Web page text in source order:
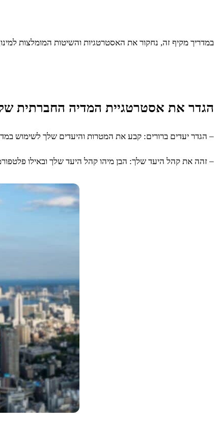
במדריך מקיף זה, נחקור את האסטרטגיות והשיטות המומלצות
הגדר את אסטרטגיית המדיה החברתית
– הגדר יעדים ברורים: קבע את המטרות והיעדים שלך לשימוש
– זהה את קהל היעד שלך: הבן מיהו קהל היעד שלך ובאילו